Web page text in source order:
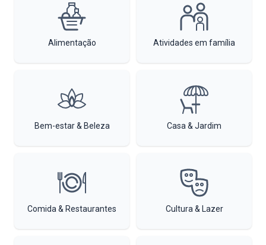
Alimentação Atividades em família
Bem-estar & Beleza Casa & Jardim
Comida & Restaurantes Cultura & Lazer